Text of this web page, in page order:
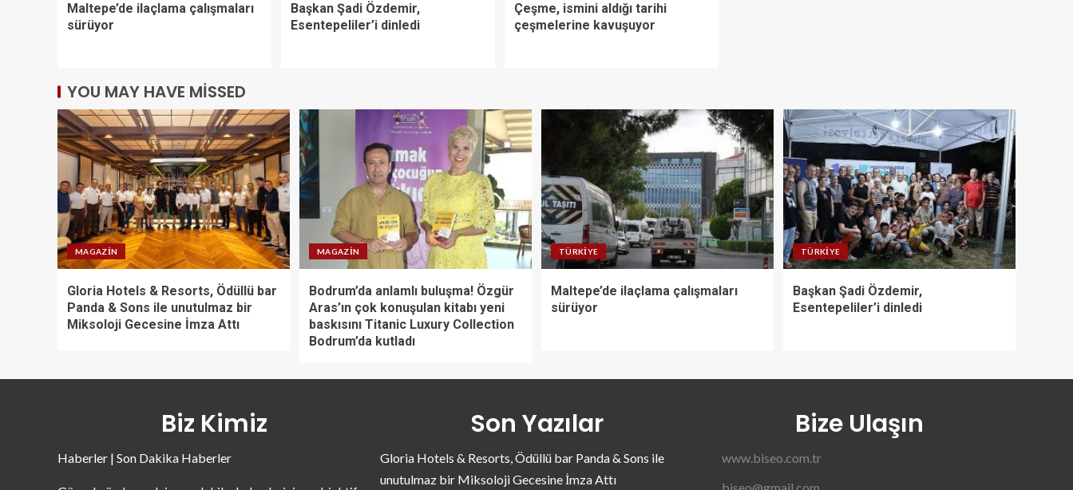
Maltepe’de ilaçlama çalışmaları
sürüyor
Başkan Şadi Özdemir,
Esentepeliler’i dinledi
Çeşme, ismini aldığı tarihi
çeşmelerine kavuşuyor
YOU MAY HAVE MISSED
MAGAZIN
Gloria Hotels & Resorts, Ödüllü bar
Panda & Sons ile unutulmaz bir
Miksoloji Gecesine İmza Attı
MAGAZIN
Bodrum’da anlamlı buluşma! Özgür
Aras’ın çok konuşulan kitabı yeni
baskısını Titanic Luxury Collection
Bodrum’da kutladı
TÜRKIYE
Maltepe’de ilaçlama çalışmaları
sürüyor
TÜRKIYE
Başkan Şadi Özdemir,
Esentepeliler’i dinledi
Biz Kimiz
Haberler | Son Dakika Haberler
Son Yazılar
Gloria Hotels & Resorts, Ödüllü bar Panda & Sons ile
unutulmaz bir Miksoloji Gecesine İmza Attı
Bize Ulaşın
www.biseo.com.tr